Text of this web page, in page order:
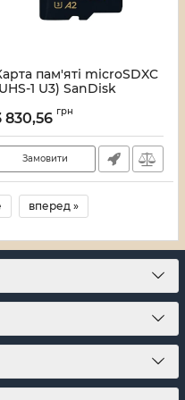
пам'яті microSDXC
1 U3) SanDisk
10 V30
(SDSQXCD-
512G-GN6MA)
830,56 грн
Замовити
вперед »